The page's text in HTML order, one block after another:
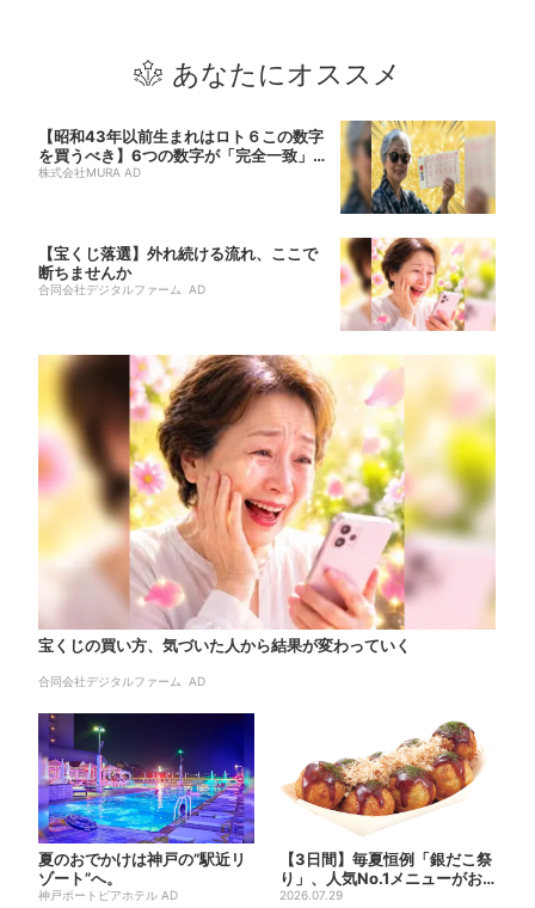
あなたにオススメ
【昭和43年以前生まれはロト６この数字
を買うべき】6つの数字が「完全一致」す
る方...
株式会社MURA AD
【宝くじ落選】外れ続ける流れ、ここで
断ちませんか
合同会社デジタルファーム AD
宝くじの買い方、気づいた人から結果が変わっていく
合同会社デジタルファーム AD
夏のおでかけは神戸の”駅近リ
ゾート”へ。
神戸ポートピアホテル AD
【3日間】毎夏恒例「銀だこ祭
り」、人気No.1メニューがお
得に
2026.07.29